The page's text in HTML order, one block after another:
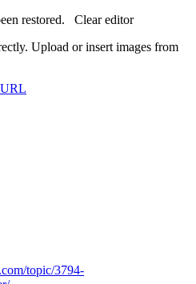
restored. Clear editor
Upload or insert images from
topic/3794-